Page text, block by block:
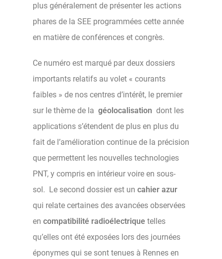
plus généralement de présenter les actions
phares de la SEE programmées cette année
en matière de conférences et congrès.
Ce numéro est marqué par deux dossiers
importants relatifs au volet « courants
faibles » de nos centres d’intérêt, le premier
sur le thème de la géolocalisation dont les
applications s’étendent de plus en plus du
fait de l’amélioration continue de la précision
que permettent les nouvelles technologies
PNT, y compris en intérieur voire en sous-
sol. Le second dossier est un cahier azur
qui relate certaines des avancées observées
en compatibilité radioélectrique telles
qu’elles ont été exposées lors des journées
éponymes qui se sont tenues à Rennes en